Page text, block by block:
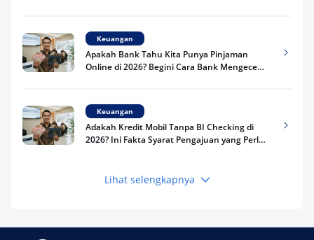
Keuangan
Apakah Bank Tahu Kita Punya Pinjaman
Online di 2026? Begini Cara Bank Mengecek
Keuangan
Adakah Kredit Mobil Tanpa BI Checking di
2026? Ini Fakta Syarat Pengajuan yang Perlu
Keuangan
Terpercaya
Lihat selengkapnya